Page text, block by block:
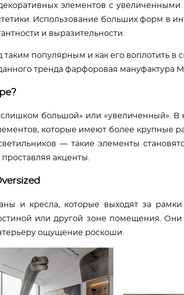
элементов с увеличенными
Использование больших форм в
и выразительности.
таким популярным и как его воплотить в
тренда фарфоровая мануфактура
большой» или «увеличенный». В
которые имеют более крупные
— такие элементы
акценты.
и кресла, которые выходят за рамки
или другой зоне помещения.
ощущение роскоши.